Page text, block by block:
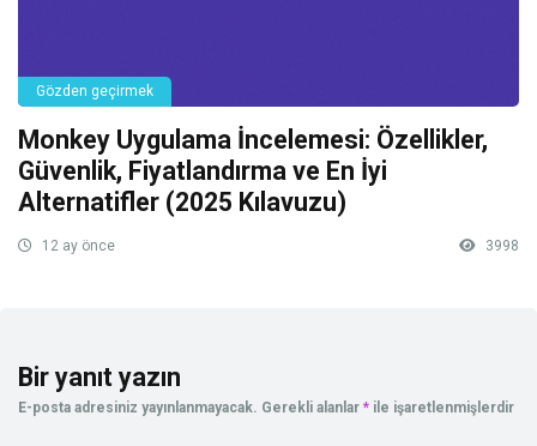
Gözden geçirmek
Monkey Uygulama İncelemesi: Özellikler,
Güvenlik, Fiyatlandırma ve En İyi
Alternatifler (2025 Kılavuzu)
12 ay önce 3998
Bir yanıt yazın
E-posta adresiniz yayınlanmayacak. Gerekli alanlar * ile işaretlenmişlerdir